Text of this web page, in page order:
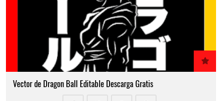
Vector de Dragon Ball Editable Descarga Gratis